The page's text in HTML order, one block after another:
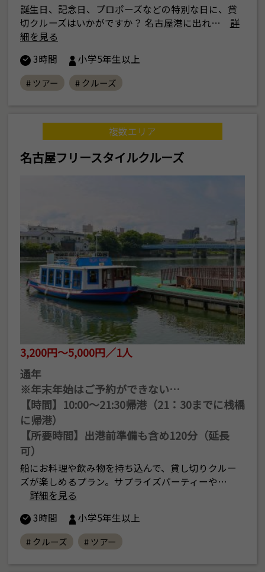
誕生日、記念日、プロポーズなどの特別な日に、貸
切クルーズはいかがですか？ 名古屋港に出れ…
詳
細を見る
3時間
小学5年生以上
# ツアー # クルーズ
複数エリア
名古屋フリースタイルクルーズ
3,200円～5,000円／1人
通年
※年末年始はご予約ができない…
【時間】10:00〜21:30帰港（21：30までに桟橋
に帰港）
【所要時間】出港前準備も含め120分（延長
可）
船にお料理や飲み物を持ち込んで、貸し切りクルー
ズが楽しめるプラン。サプライズパーティーや…
詳細を見る
3時間
小学5年生以上
# クルーズ # ツアー